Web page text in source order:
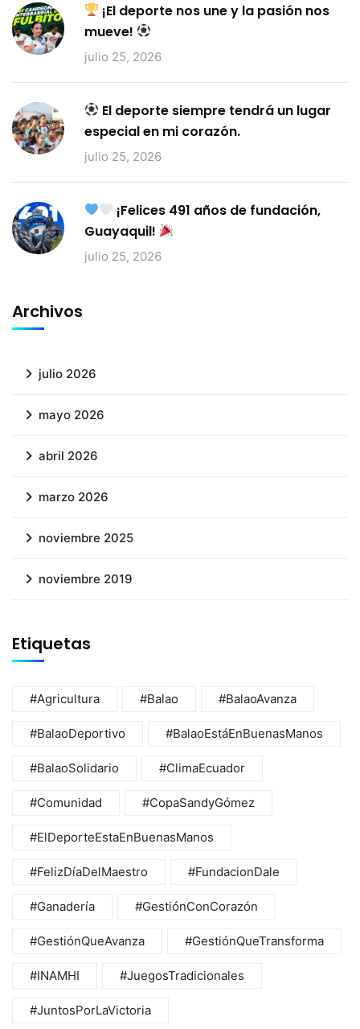
¡El deporte nos une y la pasión nos
mueve!
julio 25, 2026
El deporte siempre tendrá un lugar
especial en mi corazón.
julio 25, 2026
¡Felices 491 años de fundación,
Guayaquil!
julio 25, 2026
Archivos
julio 2026
mayo 2026
abril 2026
marzo 2026
noviembre 2025
noviembre 2019
Etiquetas
#Agricultura #Balao #BalaoAvanza
#BalaoDeportivo #BalaoEstáEnBuenasManos
#BalaoSolidario #ClimaEcuador
#Comunidad #CopaSandyGómez
#ElDeporteEstaEnBuenasManos
#FelizDíaDelMaestro #FundacionDale
#Ganadería #GestiónConCorazón
#GestiónQueAvanza #GestiónQueTransforma
#INAMHI #JuegosTradicionales
#JuntosPorLaVictoria